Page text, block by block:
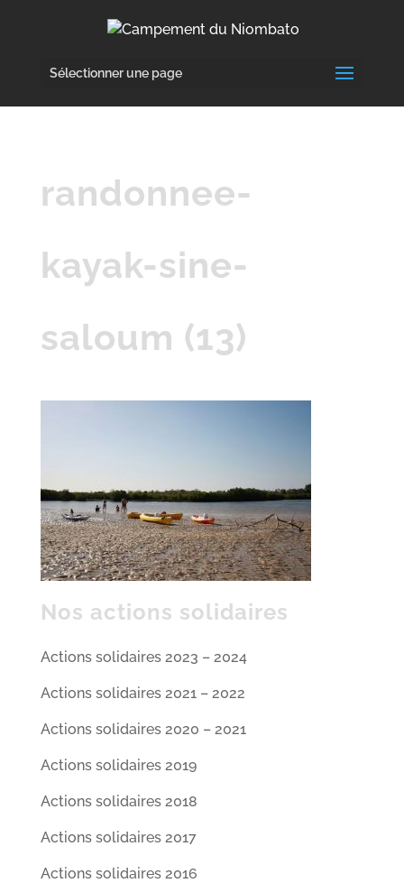
Sélectionner une page
randonnee-
kayak-sine-
saloum (13)
Nos actions solidaires
Actions solidaires 2023 – 2024
Actions solidaires 2021 – 2022
Actions solidaires 2020 – 2021
Actions solidaires 2019
Actions solidaires 2018
Actions solidaires 2017
Actions solidaires 2016